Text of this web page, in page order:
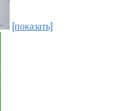
[показать]